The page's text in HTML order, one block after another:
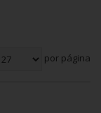
por página